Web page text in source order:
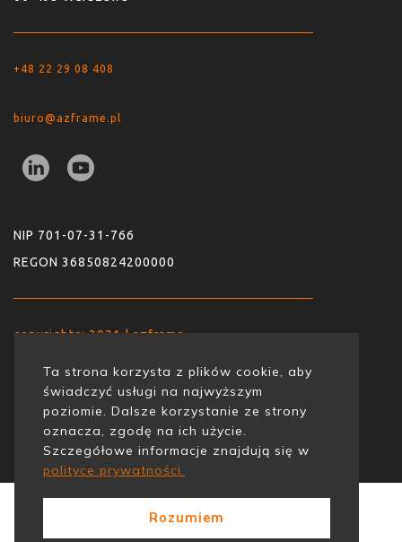
+48 22 29 08 408
biuro@azframe.pl
NIP 701-07-31-766
REGON 36850824200000
copyrights: 2021 | azframe
Ta strona korzysta z plików cookie, aby
świadczyć usługi na najwyższym
poziomie. Dalsze korzystanie ze strony
oznacza, zgodę na ich użycie.
Szczegółowe informacje znajdują się w
polityce prywatności.
Rozumiem